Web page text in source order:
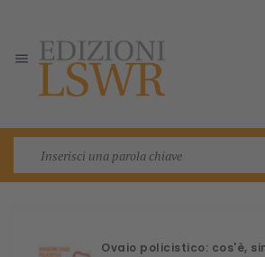

Ovaio policistico: cos'è,